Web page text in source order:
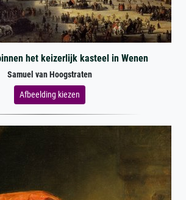
het keizerlijk kasteel in Wenen
Samuel van Hoogstraten
Afbeelding kiezen